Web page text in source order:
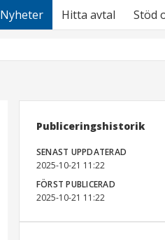
Nyheter Hitta avtal Stöd
Publiceringshistorik
SENAST UPPDATERAD
2025-10-21 11:22
FÖRST PUBLICERAD
2025-10-21 11:22